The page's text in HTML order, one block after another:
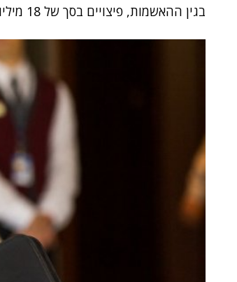
בגין ההאשמות, פיצויים בסך של 18 מיליון דולר.